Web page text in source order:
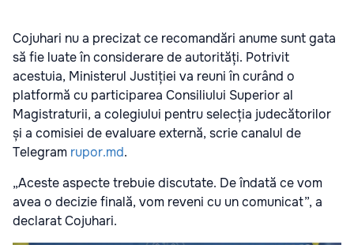
Cojuhari nu a precizat ce recomandări anume sunt gata
să fie luate în considerare de autorități. Potrivit
acestuia, Ministerul Justiției va reuni în curând o
platformă cu participarea Consiliului Superior al
Magistraturii, a colegiului pentru selecția judecătorilor
și a comisiei de evaluare externă, scrie canalul de
Telegram rupor.md.
„Aceste aspecte trebuie discutate. De îndată ce vom
avea o decizie finală, vom reveni cu un comunicat”, a
declarat Cojuhari.